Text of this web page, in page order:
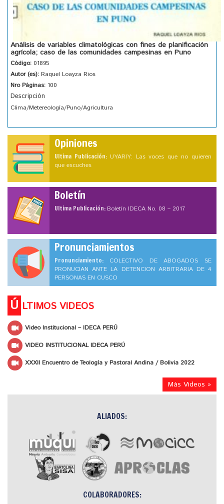
Análisis de variables climatológicas con fines de planificación
agrícola; caso de las comunidades campesinas en Puno
Código: 01895
Autor (es): Raquel Loayza Rios
Nro Páginas: 100
Descripción
Clima/Metereología/Puno/Agricultura
Opiniones
Ultima Publicación: UYARIY: Las voces que no quieren
que escuches
Boletín
Ultima Publicación:Boletín IDECA No. 08 – 2017
Pronunciamientos
Pronunciamiento: COLECTIVO DE ABOGADOS SE
PRONUCIAN ANTE LA DETENCION ARBITRARIA DE 4
PERSONAS EN CUSCO
Ú LTIMOS VIDEOS
Video Institucional – IDECA PERÚ
VIDEO INSTITUCIONAL IDECA PERÚ
XXXII Encuentro de Teología y Pastoral Andina / Bolivia 2022
Más Videos »
ALIADOS:
COLABORADORES: